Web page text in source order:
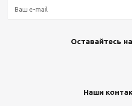
Оставайтесь
Наши